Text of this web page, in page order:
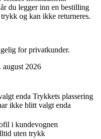
du legger inn en bestilling
og kan ikke returneres.
for privatkunder.
august 2026
enda Trykkets plassering
ikke blitt valgt enda
i kundevognen
uten trykk